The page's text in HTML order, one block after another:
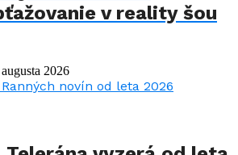
v reality šou
2026